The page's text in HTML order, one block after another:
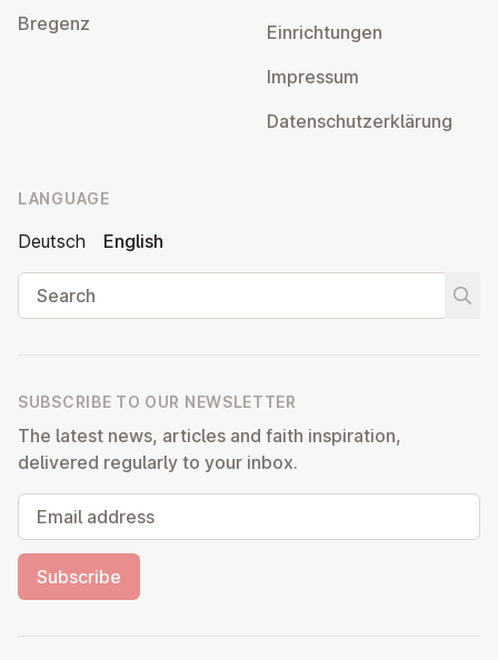
Bregenz
Ein­rich­tun­gen
Impressum
Datens­chutzerklärung
LANGUAGE
Deutsch
English
Search
SUBSCRIBE TO OUR NEWSLETTER
The latest news, articles and faith inspiration,
delivered regularly to your inbox.
Email address
Subscribe